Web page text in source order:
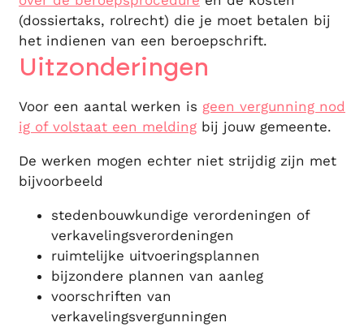
(dossiertaks, rolrecht) die je moet betalen bij
het indienen van een beroepschrift.
Uitzonderingen
Voor een aantal werken is geen vergunning nod
ig of volstaat een melding bij jouw gemeente.
De werken mogen echter niet strijdig zijn met
bijvoorbeeld
stedenbouwkundige verordeningen of
verkavelingsverordeningen
ruimtelijke uitvoeringsplannen
bijzondere plannen van aanleg
voorschriften van
verkavelingsvergunningen